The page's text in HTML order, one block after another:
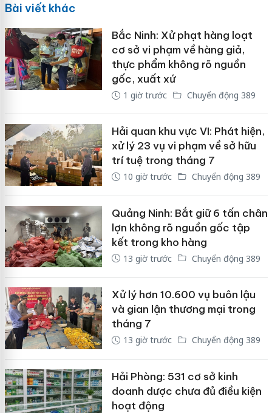
Bài viết khác
Bắc Ninh: Xử phạt hàng loạt
cơ sở vi phạm về hàng giả,
thực phẩm không rõ nguồn
gốc, xuất xứ
1 giờ trước Chuyển động 389
Hải quan khu vực VI: Phát hiện,
xử lý 23 vụ vi phạm về sở hữu
trí tuệ trong tháng 7
10 giờ trước Chuyển động 389
Quảng Ninh: Bắt giữ 6 tấn chân
lợn không rõ nguồn gốc tập
kết trong kho hàng
13 giờ trước Chuyển động 389
Xử lý hơn 10.600 vụ buôn lậu
và gian lận thương mại trong
tháng 7
13 giờ trước Chuyển động 389
Hải Phòng: 531 cơ sở kinh
doanh dược chưa đủ điều kiện
hoạt động